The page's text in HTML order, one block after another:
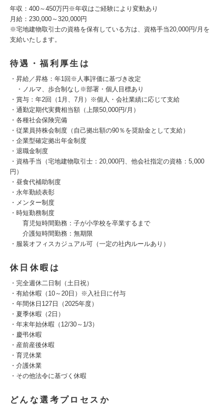
年収：400～450万円※年収はご経験により変動あり
月給：230,000～320,000円
※宅地建物取引士の資格を保有している方は、資格手当20,000円/月を
支給いたします。
待遇・福利厚生は
・昇給／昇格：年1回※人事評価に基づき改定
・ノルマ、歩合制なし※部署・個人目標あり
・賞与：年2回（1月、7月）※個人・会社業績に応じて支給
・通勤定期代実費相当額（上限50,000円/月）
・各種社会保険完備
・従業員持株会制度（自己拠出額の90％を奨励金として支給）
・企業型確定拠出年金制度
・退職金制度
・資格手当（宅地建物取引士：20,000円、他会社指定の資格：5,000
円）
・昼食代補助制度
・永年勤続表彰
・メンター制度
・時短勤務制度
育児短時間勤務：子が小学校を卒業するまで
介護短時間勤務：無期限
・服装オフィスカジュアル可（一定の社内ルールあり）
休日休暇は
・完全週休二日制（土日祝）
・有給休暇（10～20日）※入社日に付与
・年間休日127日（2025年度）
・夏季休暇（2日）
・年末年始休暇（12/30～1/3）
・慶弔休暇
・産前産後休暇
・育児休業
・介護休業
・その他法令に基づく休暇
どんな選考プロセスか